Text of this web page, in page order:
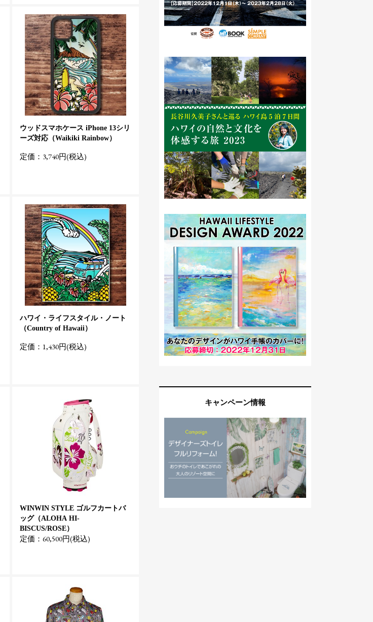
ウッドスマホケース iPhone 13シリ
ーズ対応（Waikiki Rainbow）
定価：3,740円(税込)
ハワイ・ライフスタイル・ノート
（Country of Hawaii）
定価：1,430円(税込)
WINWIN STYLE ゴルフカートバ
ッグ（ALOHA HI-
BISCUS/ROSE）
定価：60,500円(税込)
キャンペーン情報